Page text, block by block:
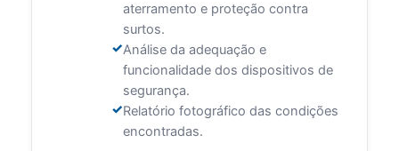
aterramento e proteção contra
surtos.
Análise da adequação e
funcionalidade dos dispositivos de
segurança.
Relatório fotográfico das condições
encontradas.